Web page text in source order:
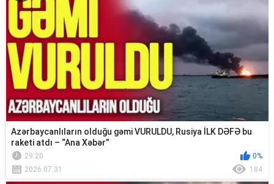
Azərbaycanlıların olduğu gəmi VURULDU, Rusiya İLK DƏFƏ bu
raketi atdı – “Ana Xəbər”
29:20
0%
2026.07.31
184